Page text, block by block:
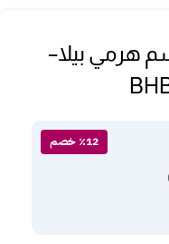
جداري هواء 60 سم هرمي بيلا–
٪12 خصم